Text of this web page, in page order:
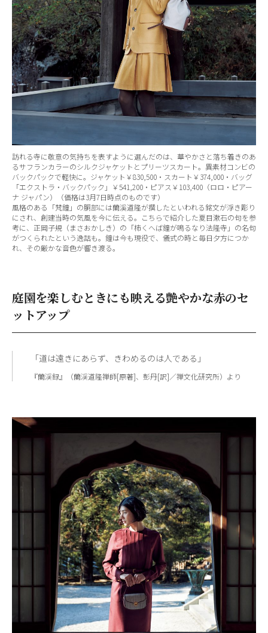
訪れる寺に敬意の気持ちを表すように選んだのは、華やかさと落ち着きのあ
るサフランカラーのシルクジャケットとプリーツスカート。異素材コンビの
バックパックで軽快に。ジャケット￥830,500・スカート￥374,000・バッグ
「エクストラ・バックパック」￥541,200・ピアス￥103,400（ロロ・ピアー
ナ ジャパン）（価格は3月7日時点のものです）
風格のある「梵鐘」の胴部には蘭溪道隆が撰したといわれる銘文が浮き彫り
にされ、創建当時の気風を今に伝える。こちらで紹介した夏目漱石の句を参
考に、正岡子規（まさおかしき）の「柿くへば鐘が鳴るなり法隆寺」の名句
がつくられたという逸話も。鐘は今も現役で、儀式の時と毎日夕方につか
れ、その厳かな音色が響き渡る。
庭園を楽しむときにも映える艶やかな赤のセ
ットアップ
「道は遠きにあらず、きわめるのは人である」
『蘭渓録』（蘭渓道隆禅師[原著]、彭丹[訳]／禅文化研究所）より